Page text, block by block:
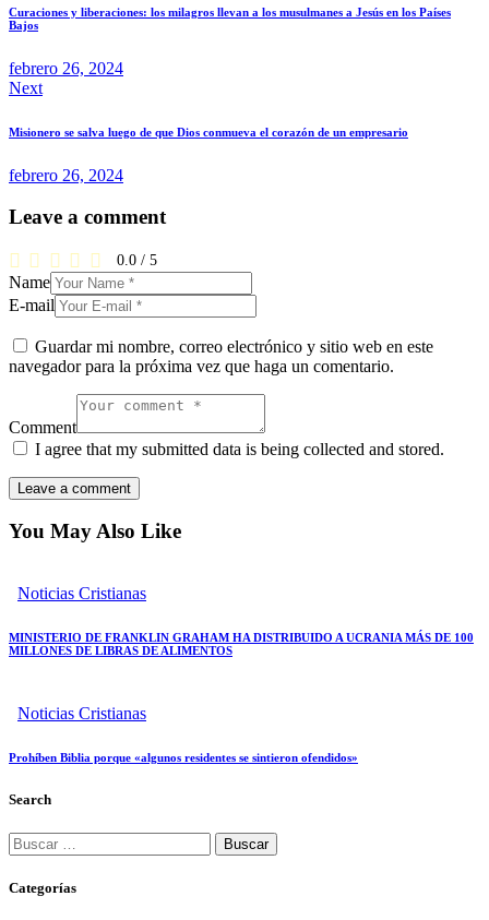
entradas
Curaciones y liberaciones: los milagros llevan a los musulmanes a Jesús en los Países
Bajos
febrero 26, 2024
Next
Misionero se salva luego de que Dios conmueva el corazón de un empresario
febrero 26, 2024
Leave a comment
0.0 / 5
Name
E-mail
Guardar mi nombre, correo electrónico y sitio web en este
navegador para la próxima vez que haga un comentario.
Comment
I agree that my submitted data is being collected and stored.
You May Also Like
Noticias Cristianas
MINISTERIO DE FRANKLIN GRAHAM HA DISTRIBUIDO A UCRANIA MÁS DE 100
MILLONES DE LIBRAS DE ALIMENTOS
Noticias Cristianas
Prohíben Biblia porque «algunos residentes se sintieron ofendidos»
Search
Buscar:
Categorías